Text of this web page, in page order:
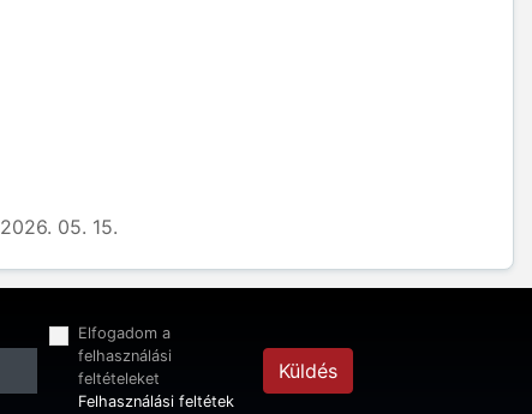
2026. 05. 15.
Elfogadom a
felhasználási
feltételeket
Felhasználási feltétek
Küldés